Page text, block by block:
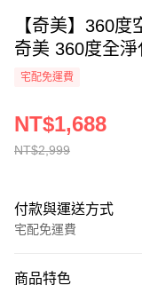
【奇美】360
奇美 360度全
宅配免運費
NT$2,999
NT$1,688
付款與運送方式
宅配免運費
全家線上支付
商品特色